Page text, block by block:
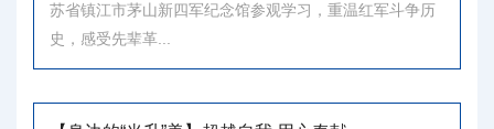
苏省镇江市茅山新四军纪念馆参观学习，重温红军斗争历
史，感受先辈革...